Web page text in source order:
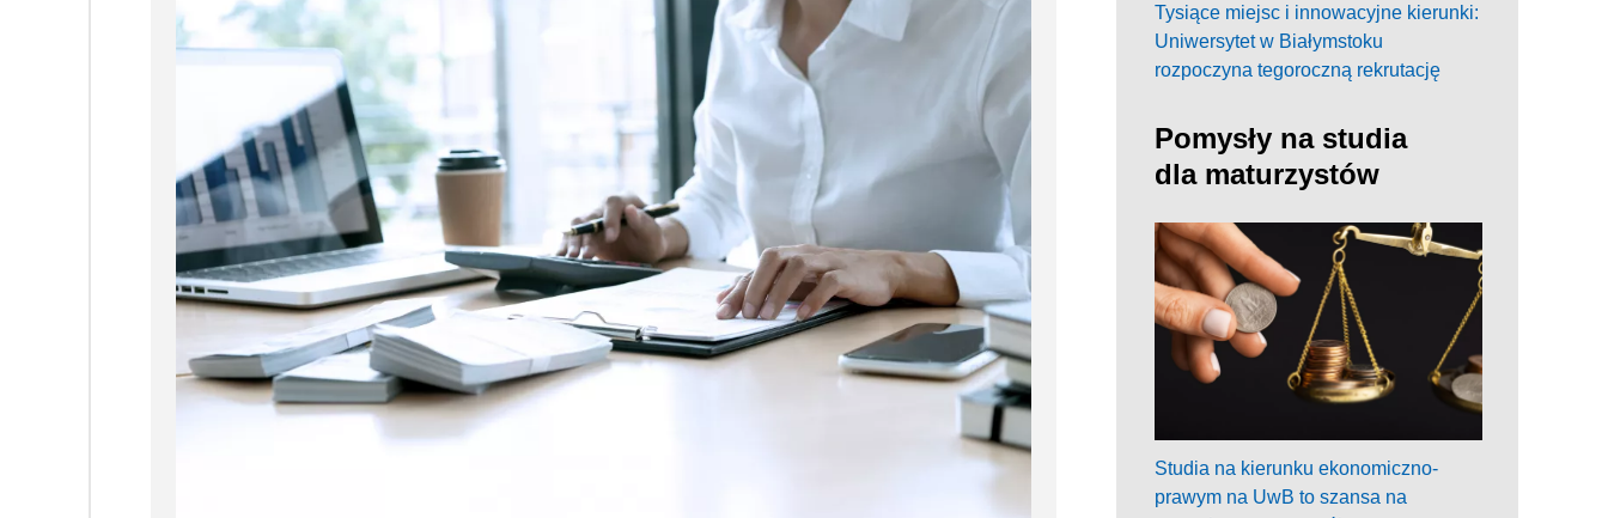
Tysiące miejsc i innowacyjne kierunki:
Uniwersytet w Białymstoku
rozpoczyna tegoroczną rekrutację
Pomysły na studia
dla maturzystów
Studia na kierunku ekonomiczno-
prawym na UwB to szansa na